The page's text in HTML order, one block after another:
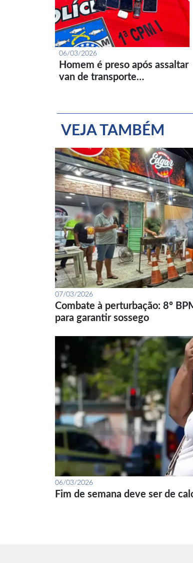
06/03/2026
Homem é preso após assaltar
van de transporte…
VEJA TAMBÉM
07/03/2026
Combate à perturbação: 8º
para garantir sossego
06/03/2026
Fim de semana deve ser de